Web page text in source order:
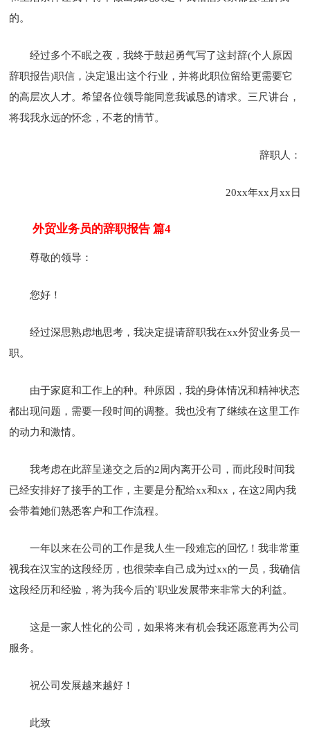
的。
经过多个不眠之夜，我终于鼓起勇气写了这封辞(个人原因
辞职报告)职信，决定退出这个行业，并将此职位留给更需要它
的高层次人才。希望各位领导能同意我诚恳的请求。三尺讲台，
将我我永远的怀念，不老的情节。
辞职人：
20xx年xx月xx日
外贸业务员的辞职报告 篇4
尊敬的领导：
您好！
经过深思熟虑地思考，我决定提请辞职我在xx外贸业务员一
职。
由于家庭和工作上的种。种原因，我的身体情况和精神状态
都出现问题，需要一段时间的调整。我也没有了继续在这里工作
的动力和激情。
我考虑在此辞呈递交之后的2周内离开公司，而此段时间我
已经安排好了接手的工作，主要是分配给xx和xx，在这2周内我
会带着她们熟悉客户和工作流程。
一年以来在公司的工作是我人生一段难忘的回忆！我非常重
视我在汉宝的这段经历，也很荣幸自己成为过xx的一员，我确信
这段经历和经验，将为我今后的`职业发展带来非常大的利益。
这是一家人性化的公司，如果将来有机会我还愿意再为公司
服务。
祝公司发展越来越好！
此致